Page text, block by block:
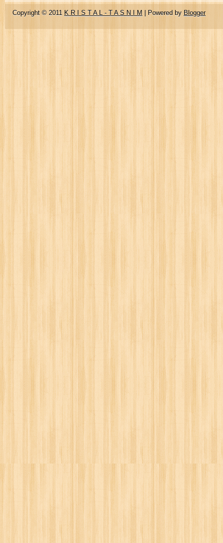
Copyright © 2011 K R I S T A L - T A S N I M | Powered by Blogger